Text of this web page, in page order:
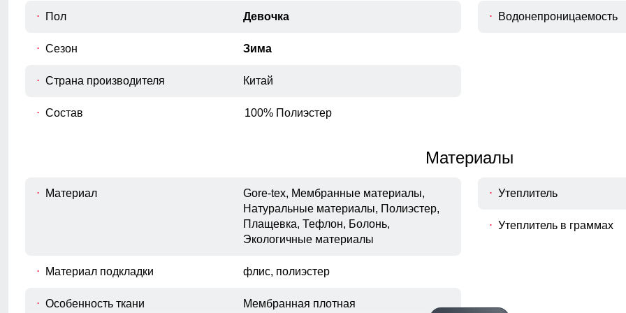
Измеряется полуобхват штанины по
Высота посадки
верхнего среза брюк до шагового
Пол Девочка
Сезон Зима
Страна производителя Китай
Водонепроницаемость
Состав 100% Полиэстер
Материалы
Материал
Gore-tex, Мембранные материалы,
Натуральные материалы, Полиэстер,
Плащевка, Тефлон, Болонь,
Экологичные материалы
Материал подкладки флис, полиэстер
Особенность ткани Мембранная плотная
Утеплитель
Утеплитель в граммах